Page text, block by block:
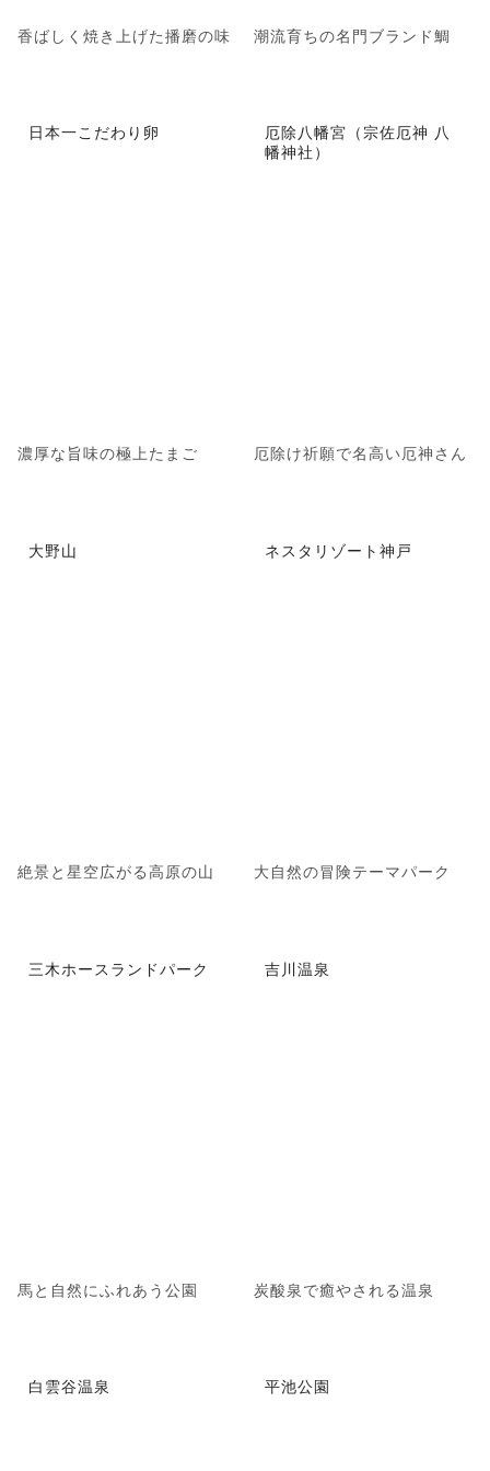
香ばしく焼き上げた播磨の味 潮流育ちの名門ブランド鯛
日本一こだわり卵
濃厚な旨味の極上たまご
厄除八幡宮（宗佐厄神 八
幡神社）
厄除け祈願で名高い厄神さん
大野山
絶景と星空広がる高原の山
ネスタリゾート神戸
大自然の冒険テーマパーク
三木ホースランドパーク
馬と自然にふれあう公園
吉川温泉
炭酸泉で癒やされる温泉
白雲谷温泉 平池公園